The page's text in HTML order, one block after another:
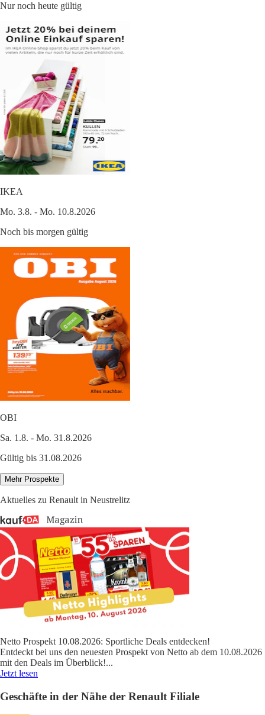
Nur noch heute gültig
IKEA
Mo. 3.8. - Mo. 10.8.2026
Noch bis morgen gültig
OBI
Sa. 1.8. - Mo. 31.8.2026
Gültig bis 31.08.2026
Mehr Prospekte
Aktuelles zu Renault in Neustrelitz
Netto Prospekt 10.08.2026: Sportliche Deals entdecken!
Entdeckt bei uns den neuesten Prospekt von Netto ab dem 10.08.2026
mit den Deals im Überblick!...
Jetzt lesen
Geschäfte in der Nähe der Renault Filiale